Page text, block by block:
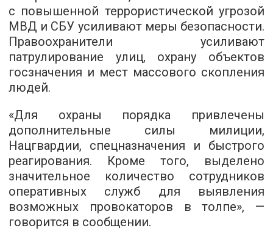
с повышенной террористической угрозой
МВД и СБУ усиливают меры безопасности.
Правоохранители усиливают
патрулирование улиц, охрану объектов
госзначения и мест массового скопления
людей.
«Для охраны порядка привлечены
дополнительные силы милиции,
Нацгвардии, спецназначения и быстрого
реагирования. Кроме того, выделено
значительное количество сотрудников
оперативных служб для выявления
возможных провокаторов в толпе», —
говорится в сообщении.